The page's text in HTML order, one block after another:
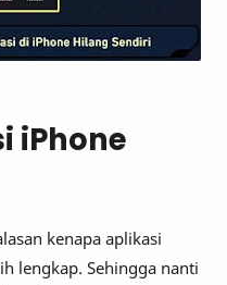
iPhone
kenapa aplikasi
lengkap. Sehingga nanti